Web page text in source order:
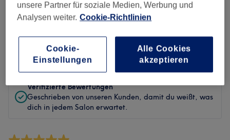
Bewertungen filtern
Bewertung Nach Sternen filtern
Verifizierte Bewertungen
Geschrieben von unseren Kunden, damit du weißt, was
dich in jedem Salon erwartet.
unsere Partner für soziale Medien, Werbung und
Analysen weiter. Cookie-Richtlinien
Cookie-
Einstellungen
Alle Cookies
akzeptieren